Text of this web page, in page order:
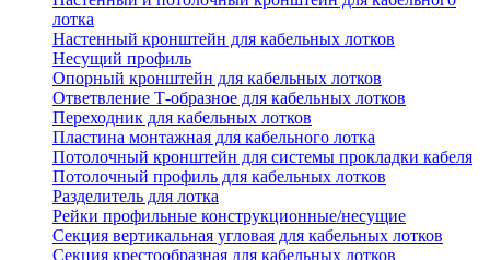
лотка
Настенный кронштейн для кабельных лотков
Несущий профиль
Опорный кронштейн для кабельных лотков
Ответвление Т-образное для кабельных лотков
Переходник для кабельных лотков
Пластина монтажная для кабельного лотка
Потолочный кронштейн для системы прокладки кабеля
Потолочный профиль для кабельных лотков
Разделитель для лотка
Рейки профильные конструкционные/несущие
Секция вертикальная угловая для кабельных лотков
Секция крестообразная для кабельных лотков